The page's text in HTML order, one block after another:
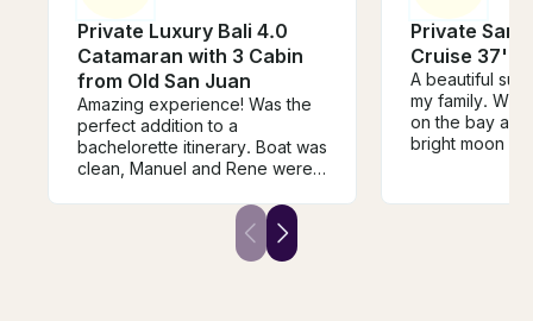
Private Luxury Bali 4.0
Catamaran with 3 Cabin
from Old San Juan
Amazing experience! Was the
perfect addition to a
bachelorette itinerary. Boat was
clean, Manuel and Rene were
recommend enough!
Private San
Cruise 37'
A beautiful
my family.
on the bay
bright moon
Gabby were